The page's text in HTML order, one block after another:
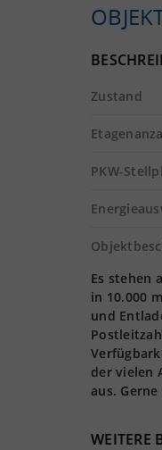
Zustand
PKW-
Es stehen
in 10.000
und
der vielen
aus.
WEITERE